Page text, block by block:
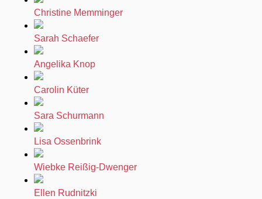
Christine Memminger
Sarah Schaefer
Angelika Knop
Carolin Küter
Sara Schurmann
Lisa Ossenbrink
Wiebke Reißig-Dwenger
Ellen Rudnitzki